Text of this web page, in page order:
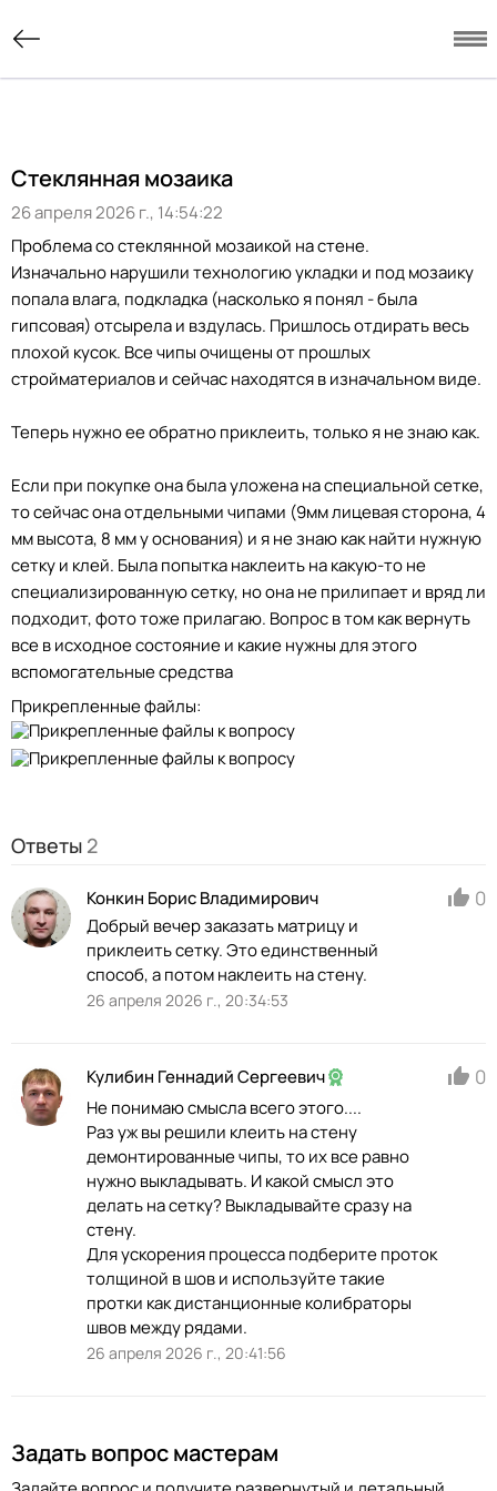
Стеклянная мозаика
26 апреля 2026 г., 14:54:22
Проблема со стеклянной мозаикой на стене.
Изначально нарушили технологию укладки и под мозаику
попала влага, подкладка (насколько я понял - была
гипсовая) отсырела и вздулась. Пришлось отдирать весь
плохой кусок. Все чипы очищены от прошлых
стройматериалов и сейчас находятся в изначальном виде.
Теперь нужно ее обратно приклеить, только я не знаю как.
Если при покупке она была уложена на специальной сетке,
то сейчас она отдельными чипами (9мм лицевая сторона, 4
мм высота, 8 мм у основания) и я не знаю как найти нужную
сетку и клей. Была попытка наклеить на какую-то не
специализированную сетку, но она не прилипает и вряд ли
подходит, фото тоже прилагаю. Вопрос в том как вернуть
все в исходное состояние и какие нужны для этого
вспомогательные средства
Прикрепленные файлы:
Ответы 2
Конкин Борис Владимирович
Добрый вечер заказать матрицу и
приклеить сетку. Это единственный
способ, а потом наклеить на стену.
26 апреля 2026 г., 20:34:53
0
Кулибин Геннадий Сергеевич
Не понимаю смысла всего этого....
Раз уж вы решили клеить на стену
демонтированные чипы, то их все равно
нужно выкладывать. И какой смысл это
делать на сетку? Выкладывайте сразу на
стену.
Для ускорения процесса подберите проток
толщиной в шов и используйте такие
протки как дистанционные колибраторы
швов между рядами.
26 апреля 2026 г., 20:41:56
0
Задать вопрос мастерам